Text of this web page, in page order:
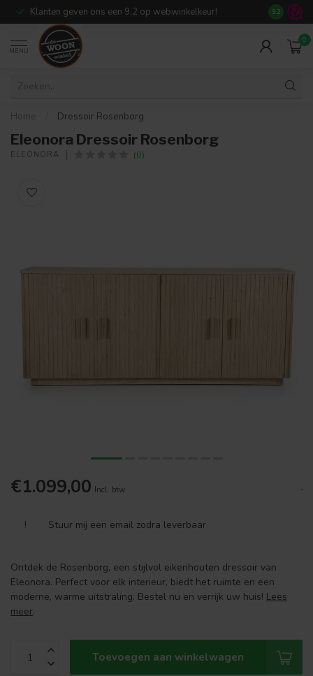
Klanten geven ons een 9,2 op webwinkelkeur! Meer dan
9.2
MENU
0
Home Dressoir Rosenborg
Eleonora Dressoir Rosenborg
ELEONORA (0)
€1.099,00 Incl. btw .
! Stuur mij een email zodra leverbaar
Ontdek de Rosenborg, een stijlvol eikenhouten dressoir van
Eleonora. Perfect voor elk interieur, biedt het ruimte en een
moderne, warme uitstraling. Bestel nu en verrijk uw huis! Lees
meer.
Toevoegen aan winkelwagen